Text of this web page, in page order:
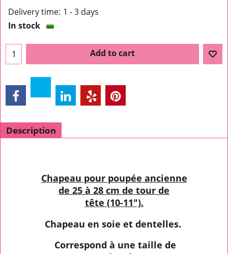
Delivery time: 1 - 3 days
In stock
Add to cart
Description
Chapeau pour poupée ancienne
de 25 à 28 cm de tour de
tête (10-11").
Chapeau en soie et dentelles.
Correspond à une taille de